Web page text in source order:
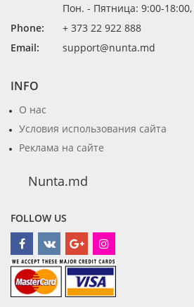
Пон. - Пятница: 9:00-
Phone:
+ 373 22 922 888
Email:
support@nunta.md
INFO
О нас
Условия использования сайта
Реклама на сайте
Nunta.md
FOLLOW US